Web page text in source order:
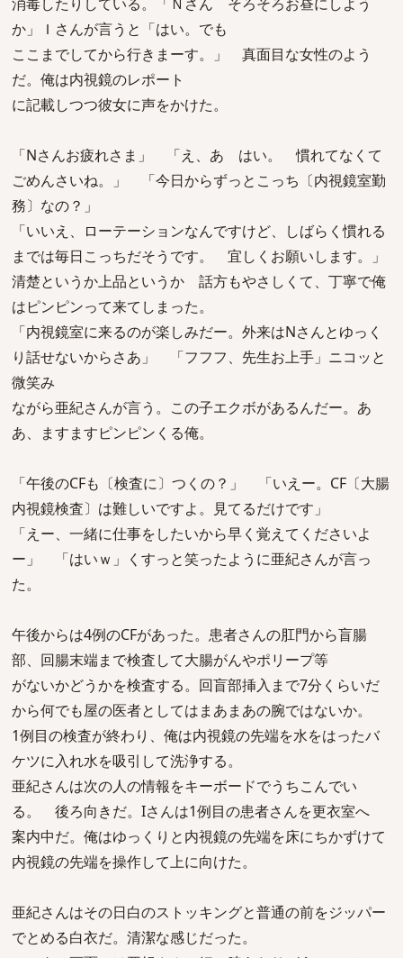
か」Ｉさんが言うと「はい。でも
ここまでしてから行きまーす。」 真面目な女性のよう
だ。俺は内視鏡のレポート
に記載しつつ彼女に声をかけた。
「Nさんお疲れさま」 「え、あ はい。 慣れてなくて
ごめんさいね。」 「今日からずっとこっち〔内視鏡室勤
務〕なの？」
「いいえ、ローテーションなんですけど、しばらく慣れる
までは毎日こっちだそうです。 宜しくお願いします。」
清楚というか上品というか 話方もやさしくて、丁寧で俺
はピンピンって来てしまった。
「内視鏡室に来るのが楽しみだー。外来はNさんとゆっく
り話せないからさあ」 「フフフ、先生お上手」ニコッと
微笑み
ながら亜紀さんが言う。この子エクボがあるんだー。あ
あ、ますますピンピンくる俺。
「午後のCFも〔検査に〕つくの？」 「いえー。CF〔大腸
内視鏡検査〕は難しいですよ。見てるだけです」
「えー、一緒に仕事をしたいから早く覚えてくださいよ
ー」 「はいｗ」くすっと笑ったように亜紀さんが言っ
た。
午後からは4例のCFがあった。患者さんの肛門から盲腸
部、回腸末端まで検査して大腸がんやポリープ等
がないかどうかを検査する。回盲部挿入まで7分くらいだ
から何でも屋の医者としてはまあまあの腕ではないか。
1例目の検査が終わり、俺は内視鏡の先端を水をはったバ
ケツに入れ水を吸引して洗浄する。
亜紀さんは次の人の情報をキーボードでうちこんでい
る。 後ろ向きだ。Iさんは1例目の患者さんを更衣室へ
案内中だ。俺はゆっくりと内視鏡の先端を床にちかずけて
内視鏡の先端を操作して上に向けた。
亜紀さんはその日白のストッキングと普通の前をジッパー
でとめる白衣だ。清潔な感じだった。